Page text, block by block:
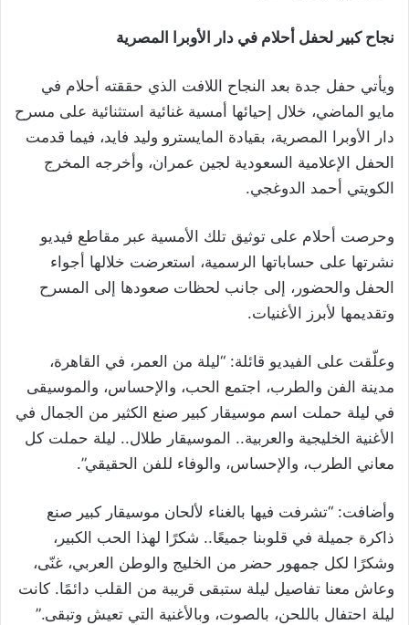
نجاح كبير لحفل أحلام في دار الأوبرا المصرية
ويأتي حفل جدة بعد النجاح اللافت الذي حققته أحلام في
مايو الماضي، خلال إحيائها أمسية غنائية استثنائية على مسرح
دار الأوبرا المصرية، بقيادة المايسترو وليد فايد، فيما قدمت
الحفل الإعلامية السعودية لجين عمران، وأخرجه المخرج
الكويتي أحمد الدوغجي.
وحرصت أحلام على توثيق تلك الأمسية عبر مقاطع فيديو
نشرتها على حساباتها الرسمية، استعرضت خلالها أجواء
الحفل والحضور، إلى جانب لحظات صعودها إلى المسرح
وتقديمها لأبرز الأغنيات.
وعلّقت على الفيديو قائلة: “ليلة من العمر، في القاهرة،
مدينة الفن والطرب، اجتمع الحب، والإحساس، والموسيقى
في ليلة حملت اسم موسيقار كبير صنع الكثير من الجمال في
الأغنية الخليجية والعربية.. الموسيقار طلال.. ليلة حملت كل
معاني الطرب، والإحساس، والوفاء للفن الحقيقي”.
وأضافت: “تشرفت فيها بالغناء لألحان موسيقار كبير صنع
ذاكرة جميلة في قلوبنا جميعًا.. شكرًا لهذا الحب الكبير،
وشكرًا لكل جمهور حضر من الخليج والوطن العربي، غنّى،
وعاش معنا تفاصيل ليلة ستبقى قريبة من القلب دائمًا. كانت
ليلة احتفال باللحن، بالصوت، وبالأغنية التي تعيش وتبقى.”